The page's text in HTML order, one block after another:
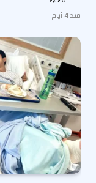
منذ 4 أيام